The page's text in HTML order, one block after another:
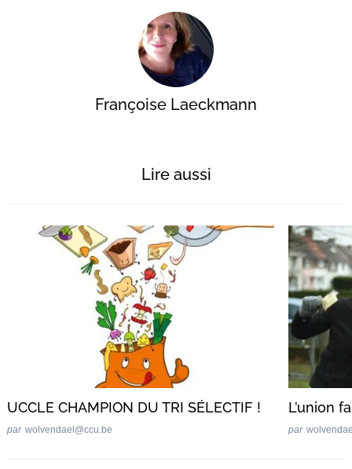
Françoise Laeckmann
Lire aussi
UCCLE CHAMPION DU TRI SÉLECTIF !
par wolvendael@ccu.be
L’union
par